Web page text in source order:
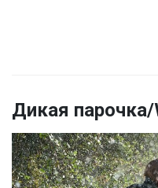
Дикая